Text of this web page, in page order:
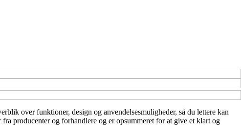
over funktioner, design og anvendelsesmuligheder, så du lettere kan
producenter og forhandlere og er opsummeret for at give et klart og